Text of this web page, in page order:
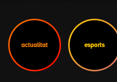
actualitat esports